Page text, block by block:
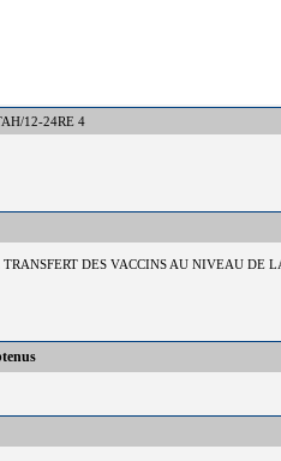
12-24RE 4
DES VACCINS AU NIVEAU DE